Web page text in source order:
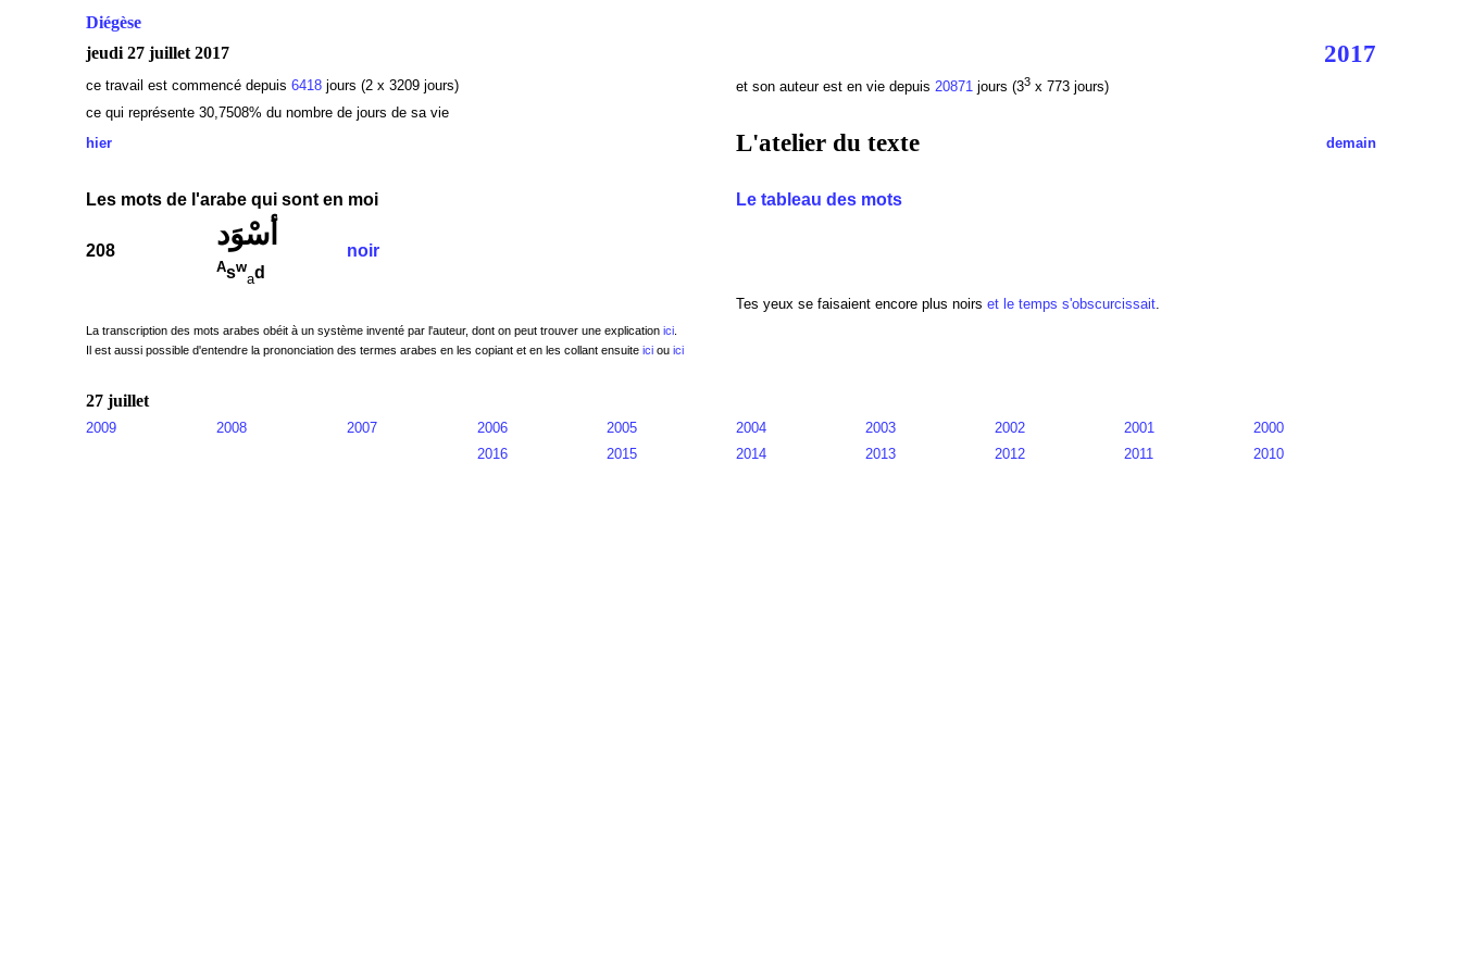
Diégèse
jeudi 27 juillet 2017
2017
ce travail est commencé depuis 6418jours (2 x 3209 jours) et son auteur est en vie depuis 20871 jours (33x 773 jours)
ce qui représente 30,7508% du nombre de jours de sa vie
hier
L'atelier du texte demain
Les mots de l'arabe qui sont en moi Le tableau des mots
208 أسْوَد noir
Asw
ad
Tes yeux se faisaient encore plus noirs et le temps s'obscurcissait.
La transcription des mots arabes obéit à un système inventé par l'auteur, dont on peut trouver une explication ici.
Il est aussi possible d'entendre la prononciation des termes arabes en les copiant et en les collant ensuite iciou ici
27 juillet
2009 2008 2007 2006 2005 2004 2003 2002 2001
2000
2016
2015 2014 2013 2012 2011 2010